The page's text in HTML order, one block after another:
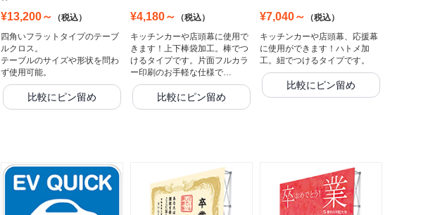
¥13,200～
（税込）
四角いフラットタイプのテーブ
ルクロス。
テーブルのサイズや形状を問わ
ず使用可能。
比較にピン留め
¥4,180～
（税込）
キッチンカーや店頭幕に使用で
きます！上下棒袋加工。棒でつ
けるタイプです。片面フルカラ
ー印刷のお手軽な仕様で…
比較にピン留め
¥7,040～
（税込）
キッチンカーや店頭幕、応援幕
に使用ができます！ハトメ加
工。紐でつけるタイプです。
比較にピン留め